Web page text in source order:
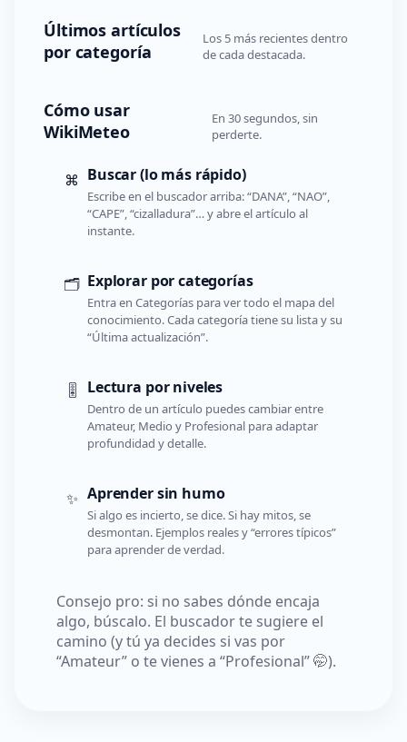
Últimos artículos
por categoría
Los 5 más recientes dentro
de cada destacada.
Cómo usar
WikiMeteo
En 30 segundos, sin
perderte.
⌘ Buscar (lo más rápido)
Escribe en el buscador arriba: “DANA”, “NAO”,
“CAPE”, “cizalladura”… y abre el artículo al
instante.
🗂️ Explorar por categorías
Entra en Categorías para ver todo el mapa del
conocimiento. Cada categoría tiene su lista y su
“Última actualización”.
🎚️ Lectura por niveles
Dentro de un artículo puedes cambiar entre
Amateur, Medio y Profesional para adaptar
profundidad y detalle.
✨ Aprender sin humo
Si algo es incierto, se dice. Si hay mitos, se
desmontan. Ejemplos reales y “errores típicos”
para aprender de verdad.
Consejo pro: si no sabes dónde encaja
algo, búscalo. El buscador te sugiere el
camino (y tú ya decides si vas por
“Amateur” o te vienes a “Profesional” 🤭).